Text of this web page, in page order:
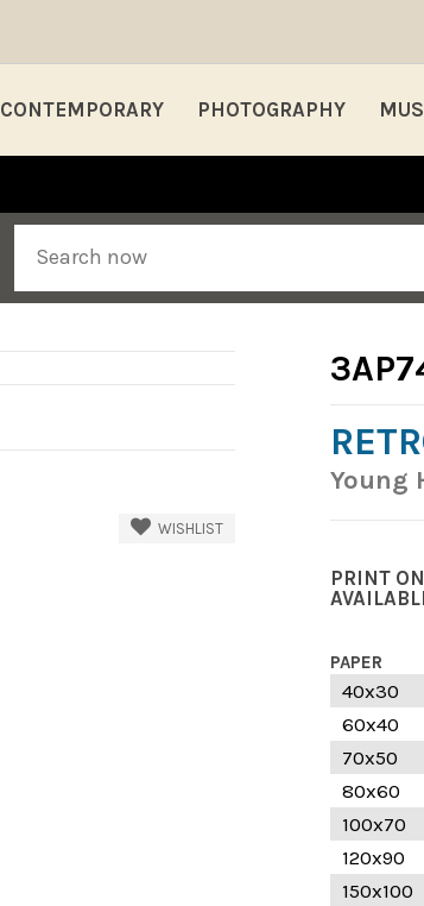
CONTEMPORARY PHOTOGRAPHY
WISHLIST
Young
PRINT
PAPER
40x30
60x40
70x50
80x60
100x70
120x90
150x100